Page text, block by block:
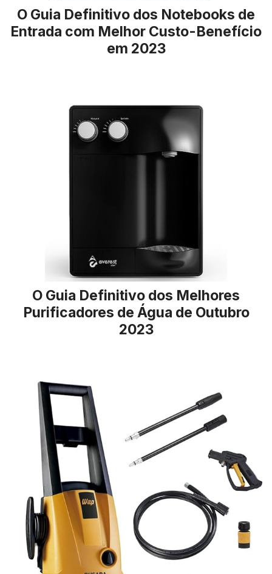
O Guia Definitivo dos Notebooks de
Entrada com Melhor Custo-Benefício
em 2023
O Guia Definitivo dos Melhores
Purificadores de Água de Outubro
2023